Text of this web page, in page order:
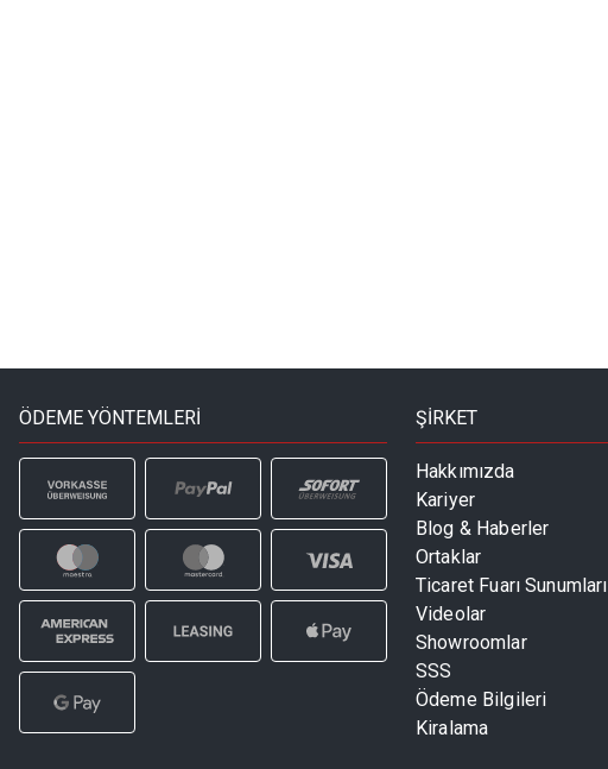
ÖDEME YÖNTEMLERİ ŞİRKET
Hakkımızda
Kariyer
Blog & Haberler
Ortaklar
Ticaret Fuarı Sunumları
Videolar
Showroomlar
SSS
Ödeme Bilgileri
Kiralama